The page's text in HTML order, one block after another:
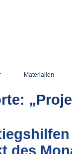
Materialien
des